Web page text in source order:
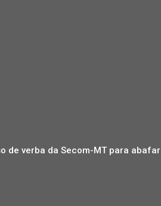
de verba da Secom-MT para abafar